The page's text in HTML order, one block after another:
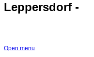
Leppersdorf -
Open menu